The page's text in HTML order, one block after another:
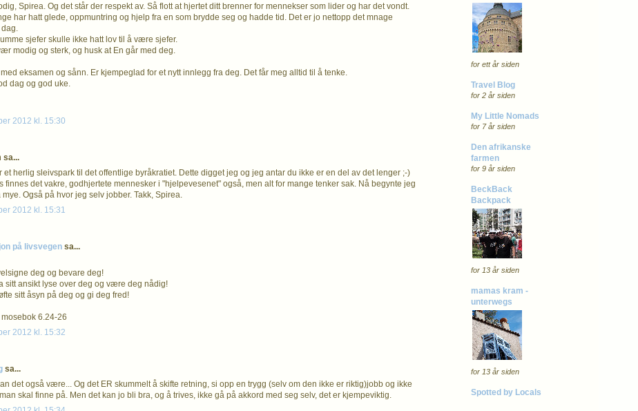
Spirea. Og det står der respekt av. Så flott at hjertet ditt brenner for mennekser som lider og har det vondt.
har hatt glede, oppmuntring og hjelp fra en som brydde seg og hadde tid. Det er jo nettopp det mnage
sjefer skulle ikke hatt lov til å være sjefer.
modig og sterk, og husk at En går med deg.
med eksamen og sånn. Er kjempeglad for et nytt innlegg fra deg. Det får meg alltid til å tenke.
dag og god uke.
2012 kl. 15:30
sa...
et herlig sleivspark til det offentlige byråkratiet. Dette digget jeg og jeg antar du ikke er en del av det lenger ;-)
finnes det vakre, godhjertete mennesker i "hjelpevesenet" også, men alt for mange tenker sak. Nå begynte jeg
mye. Også på hvor jeg selv jobber. Takk, Spirea.
2012 kl. 15:31
på livsvegen sa...
deg og bevare deg!
sitt ansikt lyse over deg og være deg nådig!
sitt åsyn på deg og gi deg fred!
6.24-26
2012 kl. 15:32
sa...
det også være... Og det ER skummelt å skifte retning, si opp en trygg (selv om den ikke er riktig)jobb og ikke
skal finne på. Men det kan jo bli bra, og å trives, ikke gå på akkord med seg selv, det er kjempeviktig.
for ett år siden
Travel Blog
for 2 år siden
My Little Nomads
for 7 år siden
Den afrikanske
farmen
for 9 år siden
BeckBack
Backpack
for 13 år siden
mamas kram -
unterwegs
for 13 år siden
Spotted by Locals